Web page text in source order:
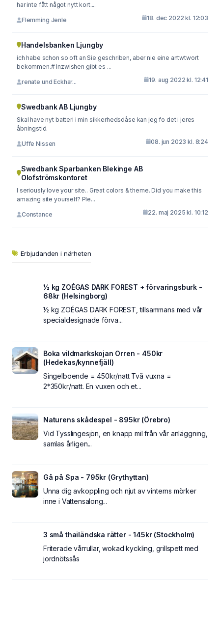
har inte fått något nytt kort....
Flemming Jenle 18. dec 2022 kl. 12:03
Handelsbanken Ljungby
ich habe schon so oft an Sie geschriben, aber nie eine antwtwort
bekommen.# Inzwishen gibt es ...
renate und Eckhar... 19. aug 2022 kl. 12:41
Swedbank AB Ljungby
Skal have nyt batteri i min sikkerhedsdåse kan jeg fo det i jeres
åbningstid.
Uffe Nissen 08. jun 2023 kl. 8:24
Swedbank Sparbanken Blekinge AB
Olofströmskontoret
I seriously love your site.. Great colors & theme. Did you make this
amazing site yourself? Ple...
Constance 22. maj 2025 kl. 10:12
Erbjudanden i närheten
½ kg ZOÉGAS DARK FOREST + förvaringsburk -
68kr (Helsingborg)
½ kg ZOÉGAS DARK FOREST, tillsammans med vår
specialdesignade förva...
Boka vildmarkskojan Orren - 450kr
(Hedekas/kynnefjäll)
Singelboende = 450kr/natt Två vuxna =
2*350kr/natt. En vuxen och et...
Naturens skådespel - 895kr (Örebro)
Vid Tysslingesjön, en knapp mil från vår anläggning,
samlas årligen...
Gå på Spa - 795kr (Grythyttan)
Unna dig avkoppling och njut av vinterns mörker
inne i Vattensalong...
3 små thailändska rätter - 145kr (Stockholm)
Friterade vårrullar, wokad kyckling, grillspett med
jordnötssås